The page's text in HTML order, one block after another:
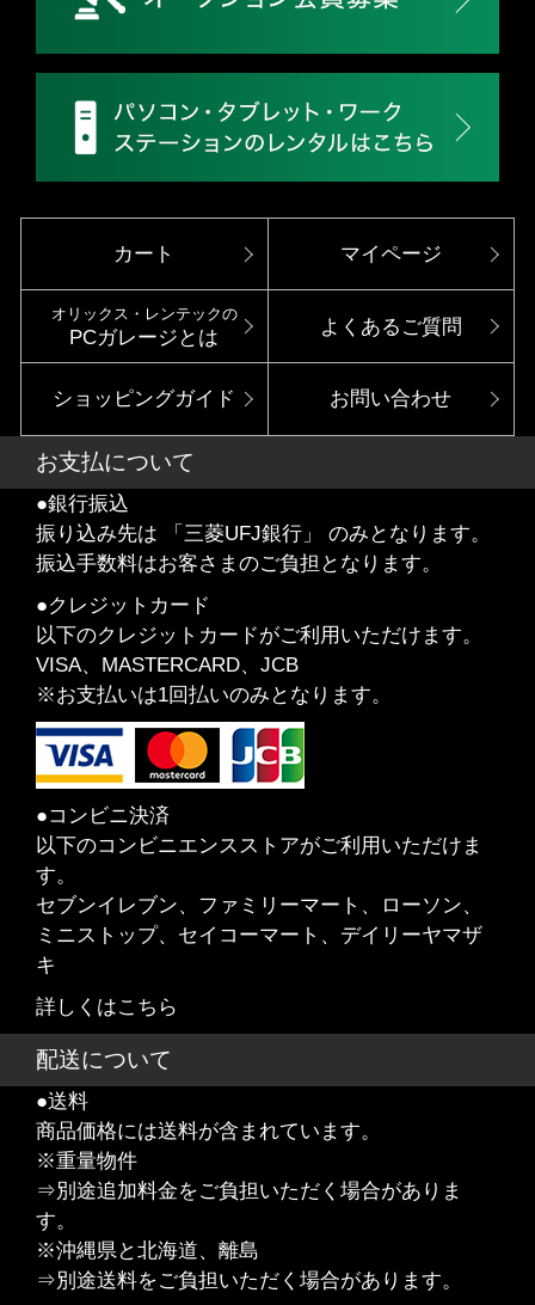
カート マイページ
オリックス・レンテックの
PCガレージとは
よくあるご質問
ショッピングガイド お問い合わせ
お支払について
●銀行振込
振り込み先は 「三菱UFJ銀行」 のみとなります。
振込手数料はお客さまのご負担となります。
●クレジットカード
以下のクレジットカードがご利用いただけます。
VISA、MASTERCARD、JCB
※お支払いは1回払いのみとなります。
●コンビニ決済
以下のコンビニエンスストアがご利用いただけま
す。
セブンイレブン、ファミリーマート、ローソン、
ミニストップ、セイコーマート、デイリーヤマザ
キ
詳しくはこちら
配送について
●送料
商品価格には送料が含まれています。
※重量物件
⇒別途追加料金をご負担いただく場合がありま
す。
※沖縄県と北海道、離島
⇒別途送料をご負担いただく場合があります。